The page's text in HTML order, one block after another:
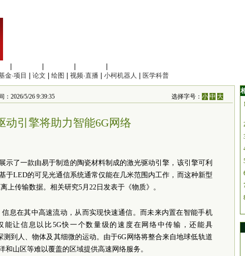
金·项目 论文 绘图 视频·直播 小柯机器人 医学科普
2026/5/26 9:39:35 选择字号：小 中 大
动引擎将助力智能6G网络
示了一款由易于制造的陶瓷材料制成的激光驱动引擎，该引擎可利
于LED的可见光通信系统通常仅能在几米范围内工作，而这种新型
上传输数据。相关研究5月22日发表于《物质》。
信息在其中高速流动，从而实现快速通信。而未来内置在智能手机
能让信息以比5G快一个数量级的速度在网络中传输，还能具
测到人、物体及其细微的运动。由于6G网络将整合来自地球低轨道
和山区等难以覆盖的区域提供高速网络服务。